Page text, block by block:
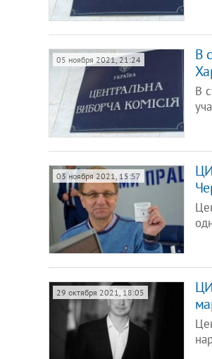
05 ноября 2021, 21:24
В
В
03 ноября 2021, 15:57
29 октября 2021, 18:05